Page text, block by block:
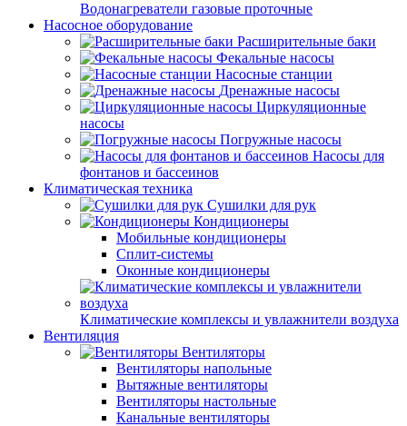
Водонагреватели газовые проточные
Насосное оборудование
Расширительные баки
Фекальные насосы
Насосные станции
Дренажные насосы
Циркуляционные
насосы
Погружные насосы
Насосы для
фонтанов и бассеинов
Климатическая техника
Сушилки для рук
Кондиционеры
Мобильные кондиционеры
Сплит-системы
Оконные кондиционеры
Климатические комплексы и увлажнители воздуха
Вентиляция
Вентиляторы
Вентиляторы напольные
Вытяжные вентиляторы
Вентиляторы настольные
Канальные вентиляторы